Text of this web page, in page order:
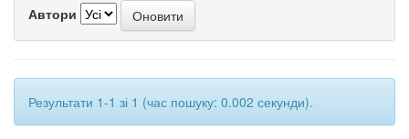
Автори
Результати 1-1 зі 1 (час пошуку: 0.002 секунди).